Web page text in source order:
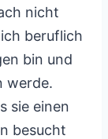
nicht
beruflich
bin und
werde.
sie einen
besucht